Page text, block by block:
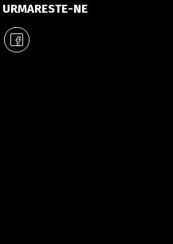
URMARESTE-NE